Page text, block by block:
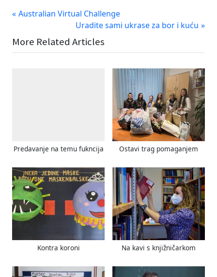
Navigacija
P
e
v
:
Australian Virtual Challenge
N
e
x
Uradite sami ukrase za bor i kuću
More Related Articles
Predavanje na temu fukncija Ostavi trag pomaganjem
Kontra koroni Na kavi s knjižničarkom